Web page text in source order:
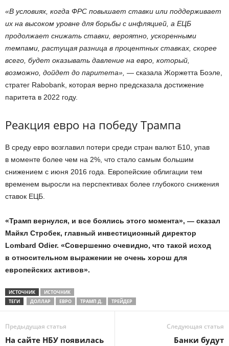
«В условиях, когда ФРС повышает ставки или поддерживает
их на высоком уровне для борьбы с инфляцией, а ЕЦБ
продолжает снижать ставки, вероятно, ускоренными
темпами, растущая разница в процентных ставках, скорее
всего, будет оказывать давление на евро, который,
возможно, дойдет до паритета», — сказала Жоржетта Боэле,
стратег Rabobank, которая верно предсказала достижение
паритета в 2022 году.
Реакция евро на победу Трампа
В среду евро возглавил потери среди стран валют Б10, упав
в моменте более чем на 2%, что стало самым большим
снижением с июня 2016 года. Европейские облигации тем
временем выросли на перспективах более глубокого снижения
ставок ЕЦБ.
«Трамп вернулся, и все боялись этого момента», — сказал
Майкл Стробек, главный инвестиционный директор
Lombard Odier. «Совершенно очевидно, что такой исход
в относительном выражении не очень хорош для
европейских активов».
ИСТОЧНИК
ИСТОЧНИК
ТЕГИ
ДОЛЛАР ЕВРО ТРАМП Д. ТРЕЙДЕР
Предыдущая статья
На сайте НБУ появилась
Следующая статья
Банки будут